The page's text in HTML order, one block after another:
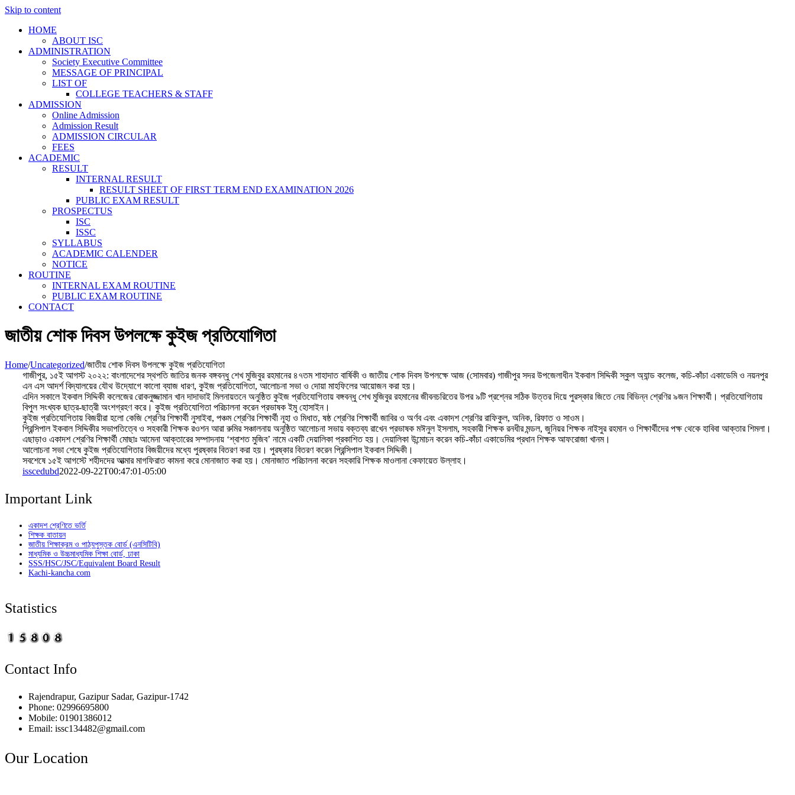
Skip to content
HOME
ABOUT ISC
ADMINISTRATION
Society Executive Committee
MESSAGE OF PRINCIPAL
LIST OF
COLLEGE TEACHERS & STAFF
ADMISSION
Online Admission
Admission Result
ADMISSION CIRCULAR
FEES
ACADEMIC
RESULT
INTERNAL RESULT
RESULT SHEET OF FIRST TERM END EXAMINATION 2026
PUBLIC EXAM RESULT
PROSPECTUS
ISC
ISSC
SYLLABUS
ACADEMIC CALENDER
NOTICE
ROUTINE
INTERNAL EXAM ROUTINE
PUBLIC EXAM ROUTINE
CONTACT
জাতীয় শোক দিবস উপলক্ষে কুইজ প্রতিযোগিতা
Home/Uncategorized/জাতীয় শোক দিবস উপলক্ষে কুইজ প্রতিযোগিতা
গাজীপুর, ১৫ই আগস্ট ২০২২: বাংলাদেশের স্থপতি জাতির জনক বঙ্গবন্ধু শেখ মুজিবুর রহমানের ৪৭তম শাহাদাত বার্ষিকী ও জাতীয় শোক দিবস উপলক্ষে আজ (সোমবার) গাজীপুর সদর উপজেলাধীন ইকবাল সিদ্দিকী স্কুল অ্যান্ড কলেজ, কচি-কাঁচা একাডেমি ও নয়নপুর
এন এস আদর্শ বিদ্যালয়ের যৌথ উদ্যোগে কালো ব্যাজ ধারণ, কুইজ প্রতিযোগিতা, আলোচনা সভা ও দোয়া মাহফিলের আয়োজন করা হয়।
এদিন সকালে ইকবাল সিদ্দিকী কলেজের রোকনুজ্জামান খান দাদাভাই মিলনায়তনে অনুষ্ঠিত কুইজ প্রতিযোগিতায় বঙ্গবন্ধু শেখ মুজিবুর রহমানের জীবনচরিতের উপর ৯টি প্রশ্নের সঠিক উত্তর দিয়ে পুরস্কার জিতে নেয় বিভিন্ন শ্রেণির ৯জন শিক্ষার্থী। প্রতিযোগিতায়
বিপুল সংখ্যক ছাত্র-ছাত্রী অংশগ্রহণ করে। কুইজ প্রতিযোগিতা পরিচালনা করেন প্রভাষক ইমু হোসাইন।
কুইজ প্রতিযোগিতায় বিজয়ীরা হলো কেজি শ্রেণির শিক্ষার্থী নুসাইবা, পঞ্চম শ্রেণির শিক্ষার্থী নূহা ও মিধাত, ষষ্ঠ শ্রেণির শিক্ষার্থী জাবির ও অর্ণব এবং একাদশ শ্রেণির রাফিকুল, অনিক, রিফাত ও সাওম।
প্রিন্সিপাল ইকবাল সিদ্দিকীর সভাপতিত্বে ও সহকারী শিক্ষক রওশন আরা রুমির সঞ্চালনায় অনুষ্ঠিত আলোচনা সভায় বক্তব্য রাখেন প্রভাষক মঈনুল ইসলাম, সহকারী শিক্ষক রনধীর মন্ডল, জুনিয়র শিক্ষক নাইসুর রহমান ও শিক্ষার্থীদের পক্ষ থেকে হাবিবা আক্তার শিমলা।
এছাড়াও একাদশ শ্রেণির শিক্ষার্থী মোছাঃ আমেনা আক্তারের সম্পাদনায় ‘শ্বাশত মুজিব’ নামে একটি দেয়ালিকা প্রকাশিত হয়। দেয়ালিকা উন্মোচন করেন কচি-কাঁচা একাডেমির প্রধান শিক্ষক আফরোজা খানম।
আলোচনা সভা শেষে কুইজ প্রতিযোগিতার বিজয়ীদের মধ্যে পুরষ্কার বিতরণ করা হয়। পুরষ্কার বিতরণ করেন প্রিন্সিপাল ইকবাল সিদ্দিকী।
সবশেষে ১৫ই আগস্টে শহীদদের আত্মার মাগফিরাত কামনা করে মোনাজাত করা হয়। মোনাজাত পরিচালনা করেন সহকারি শিক্ষক মাওলানা কেফায়েত উল্লাহ।
isscedubd2022-09-22T00:47:01-05:00
Important Link
একাদশ শ্রেণিতে ভর্তি
শিক্ষক বাতায়ন
জাতীয় শিক্ষাক্রম ও পাঠ্যপুস্তক বোর্ড (এনসিটিবি)
মাধ্যমিক ও উচ্চমাধ্যমিক শিক্ষা বোর্ড, ঢাকা
SSS/HSC/JSC/Equivalent Board Result
Kachi-kancha.com
Statistics
Contact Info
Rajendrapur, Gazipur Sadar, Gazipur-1742
Phone: 02996695800
Mobile: 01901386012
Email: issc134482@gmail.com
Our Location